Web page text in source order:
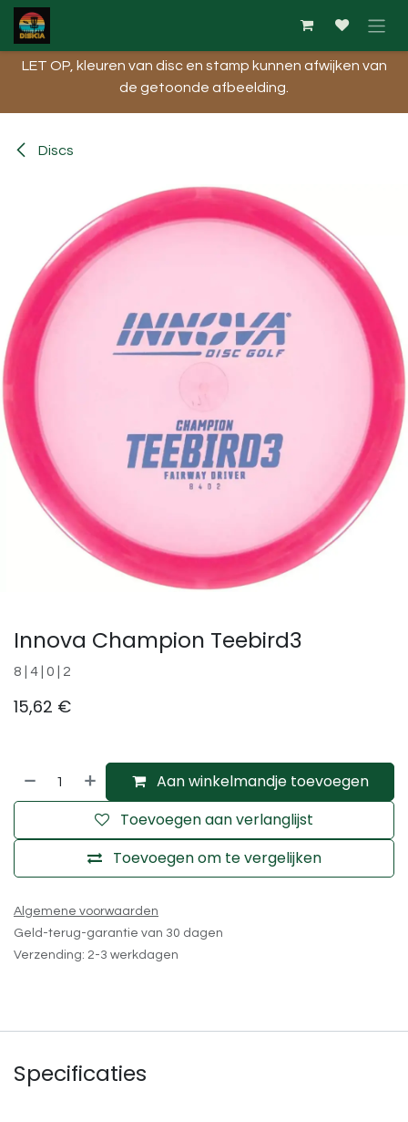
Overslaan naar inhoud
LET OP, kleuren van disc en stamp kunnen afwijken van
de getoonde afbeelding.​
Discs
Innova Champion Teebird3
8 | 4 | 0 | 2
15,62 €
Aan winkelmandje toevoegen
Toevoegen om te vergelijken
Toevoegen aan verlanglijst
Algemene voorwaarden
Geld-terug-garantie van 30 dagen
Verzending: 2-3 werkdagen
Specificaties